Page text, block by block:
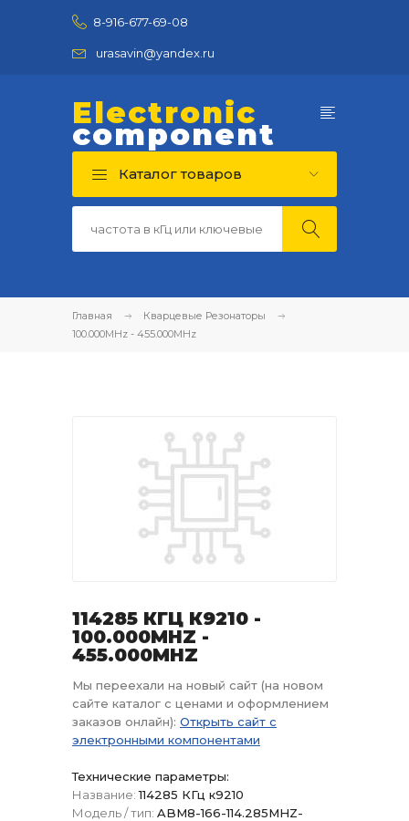
8-916-677-69-08
urasavin@yandex.ru
Electronic
component
Каталог товаров
Главная
Кварцевые Резонаторы
100.000MHz - 455.000MHz
114285 КГЦ К9210 -
100.000MHZ -
455.000MHZ
Мы переехали на новый сайт (на новом
сайте каталог с ценами и оформлением
заказов онлайн): Открыть сайт с
электронными компонентами
Технические параметры:
Название: 114285 КГц к9210
Модель / тип: ABM8-166-114.285MHZ-